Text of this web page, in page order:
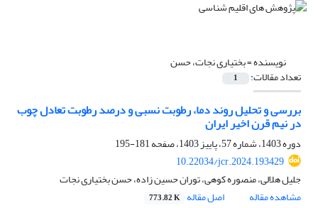
نویسنده =بختیاری نجات، حسن
تعداد مقالات: 1
بررسی و تحلیل روند دما، رطوبت نسبی و درصد رطوبت تعادل چوب
در نیم قرن اخیر ایران
دوره 1403، شماره 57، پاییز 1403، صفحه
181-195
10.22034/jcr.2024.193429
جلیل هلالی، منصوره کوهی، توران حسین زاده، حسن بختیاری نجات
مشاهده مقاله
اصل مقاله 773.82 K